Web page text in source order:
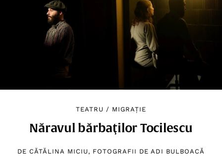
TEATRU / MIGRAȚIE
Năravul bărbaţilor Tocilescu
DE CĂTĂLINA MICIU , FOTOGRAFII DEADI BULBOACĂ